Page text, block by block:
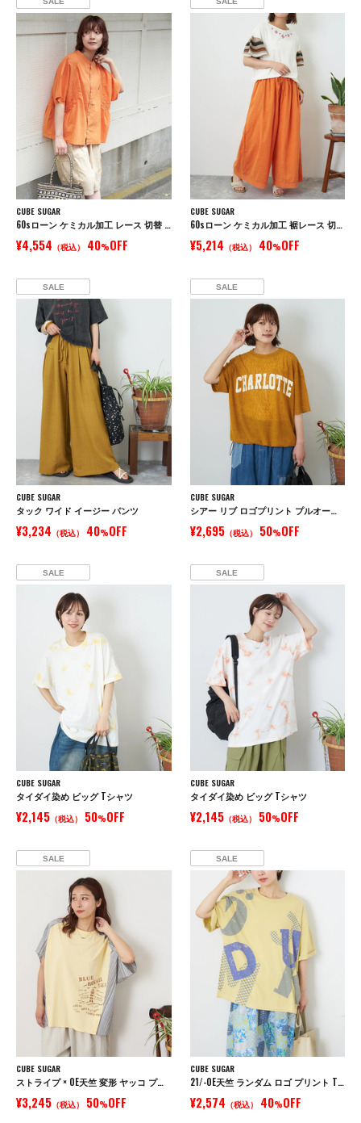
CUBE SUGAR
60sローン ケミカル加工 レース 切替 ドルマン シャツ
¥4,554 （税込） 40%OFF
CUBE SUGAR
60sローン ケミカル加工 裾レース 切替 ギャザー パンツ
¥5,214 （税込） 40%OFF
SALE
CUBE SUGAR
タック ワイド イージー パンツ
¥3,234 （税込） 40%OFF
SALE
CUBE SUGAR
シアー リブ ロゴプリント プルオーバー Tシャツ
¥2,695（税込） 50%OFF
SALE
CUBE SUGAR
タイダイ染め ビッグ Tシャツ
¥2,145 （税込） 50%OFF
SALE
CUBE SUGAR
タイダイ染め ビッグ Tシャツ
¥2,145（税込） 50%OFF
SALE
CUBE SUGAR
ストライプ × OE天竺 変形 ヤッコ プルオーバー シャツ
¥3,245 （税込） 50%OFF
SALE
CUBE SUGAR
21/-OE天竺 ランダム ロゴ プリント Tシャツ
¥2,574 （税込） 40%OFF